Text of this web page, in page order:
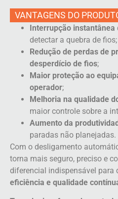
VANTAGENS DO
Interrupção instantânea
detectar a quebra de fios;
Redução de perdas de
desperdício de fios;
Maior proteção ao
operador;
Melhoria na qualidade
maior controle sobre a
Aumento da
paradas não planejadas.
Com o desligamento
torna mais seguro, preciso e
diferencial indispensável para
eficiência e qualidade